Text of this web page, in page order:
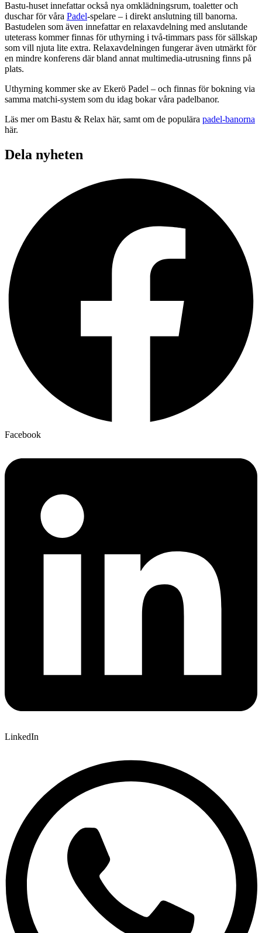
Bastu-huset innefattar också nya omklädningsrum, toaletter och
duschar för våra Padel-spelare – i direkt anslutning till banorna.
Bastudelen som även innefattar en relaxavdelning med anslutande
uteterass kommer finnas för uthyrning i två-timmars pass för sällskap
som vill njuta lite extra. Relaxavdelningen fungerar även utmärkt för
en mindre konferens där bland annat multimedia-utrusning finns på
plats.
Uthyrning kommer ske av Ekerö Padel – och finnas för bokning via
samma matchi-system som du idag bokar våra padelbanor.
Läs mer om Bastu & Relax här, samt om de populära padel-banorna
här.
Dela nyheten
Facebook
LinkedIn